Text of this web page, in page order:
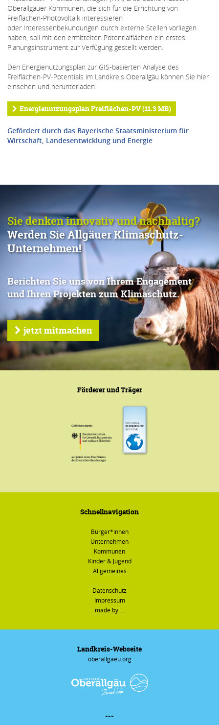
Oberallgäuer Kommunen, die sich für die Errichtung von
Freiflächen-Photovoltaik interessieren
oder Interessenbekundungen durch externe Stellen vorliegen
haben, soll mit den ermittelten Potentialflächen ein erstes
Planungsinstrument zur Verfügung gestellt werden.
Den Energienutzungsplan zur GIS-basierten Analyse des
Freiflächen-PV-Potentials im Landkreis Oberallgäu können Sie hier
einsehen und herunterladen:
Energienutzungsplan Freiflächen-PV (11.3 MB)
Gefördert durch das Bayerische Staatsministerium für
Wirtschaft, Landesentwicklung und Energie
Sie denken innovativ und nachhaltig?
Werden Sie Allgäuer Klimaschutz-
Unternehmen!
Berichten Sie uns von Ihrem Engagement
und Ihren Projekten zum Klimaschutz.
jetzt mitmachen
Förderer und Träger
Schnellnavigation
Bürger*innen
Unternehmen
Kommunen
Kinder & Jugend
Allgemeines
Datenschutz
Impressum
made by ...
Landkreis-Webseite
oberallgaeu.org
---